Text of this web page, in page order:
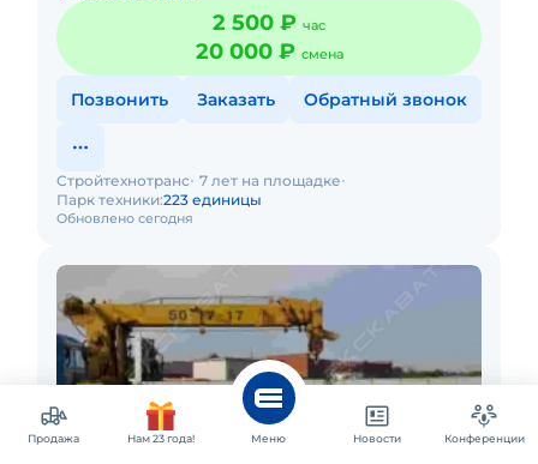
2 500 ₽ час
20 000 ₽ смена
Позвонить Заказать Обратный звонок
Обновлено сегодня
Стройтехнотранс 7 лет на площадке
Парк техники:223 единицы
Продажа Нам 23 года! Меню Новости Конференции